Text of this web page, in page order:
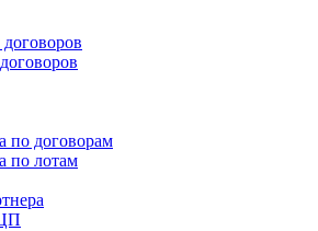
по договорам
по лотам